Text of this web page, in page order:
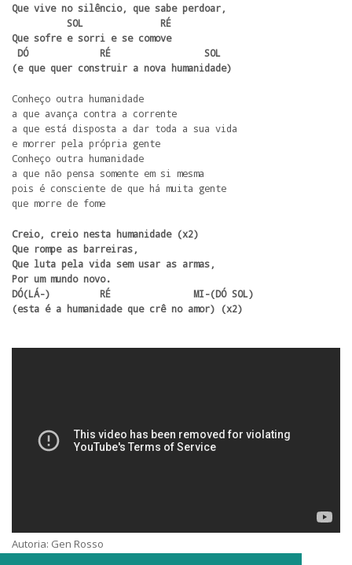
Que vive no silêncio, que sabe perdoar,
Que sofre e sorri e se comove
(e que quer construir a nova humanidade)
Conheço outra humanidade
a que avança contra a corrente
a que está disposta a dar toda a sua vida
e morrer pela própria gente
Conheço outra humanidade
a que não pensa somente em si mesma
pois é consciente de que há muita gente
que morre de fome
Creio, creio nesta humanidade (x2)
Que rompe as barreiras,
Que luta pela vida sem usar as armas,
Por um mundo novo.
DÓ(LÁ-)         RÉ               MI-(DÓ SOL)
(esta é a humanidade que crê no amor) (x2)
Autoria: Gen Rosso